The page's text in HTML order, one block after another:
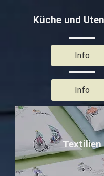
Küche und
Info
Info
Textilien